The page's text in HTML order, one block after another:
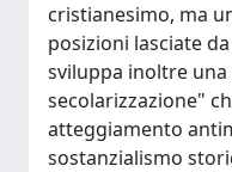
cristianesimo, ma
posizioni lasciate
sviluppa inoltre
secolarizzazione"
atteggiamento
sostanzialismo